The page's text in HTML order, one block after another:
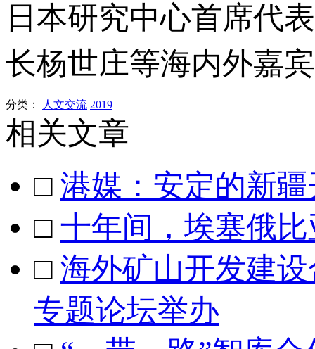
日本研究中心首席代
长杨世庄等海内外嘉
分类： 人文交流 2019
相关文章
□ 港媒：安定的新
□ 十年间，埃塞俄
□ 海外矿山开发建
专题论坛举办